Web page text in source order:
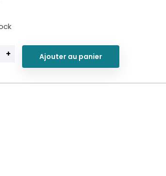
+ Ajouter au panier